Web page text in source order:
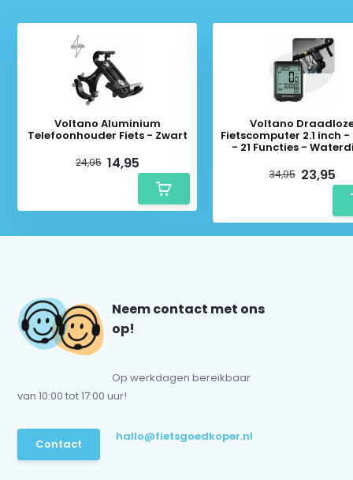
Voltano Aluminium
Telefoonhouder Fiets - Zwart
24,95 14,95
Voltano
Fietscomputer 2.1 inch
- 21 Functies -
34,95 23,95
Neem contact met ons
op!
Op werkdagen bereikbaar
van 10:00 tot 17:00 uur!
Contact
hallo@fietsgoedkoper.nl